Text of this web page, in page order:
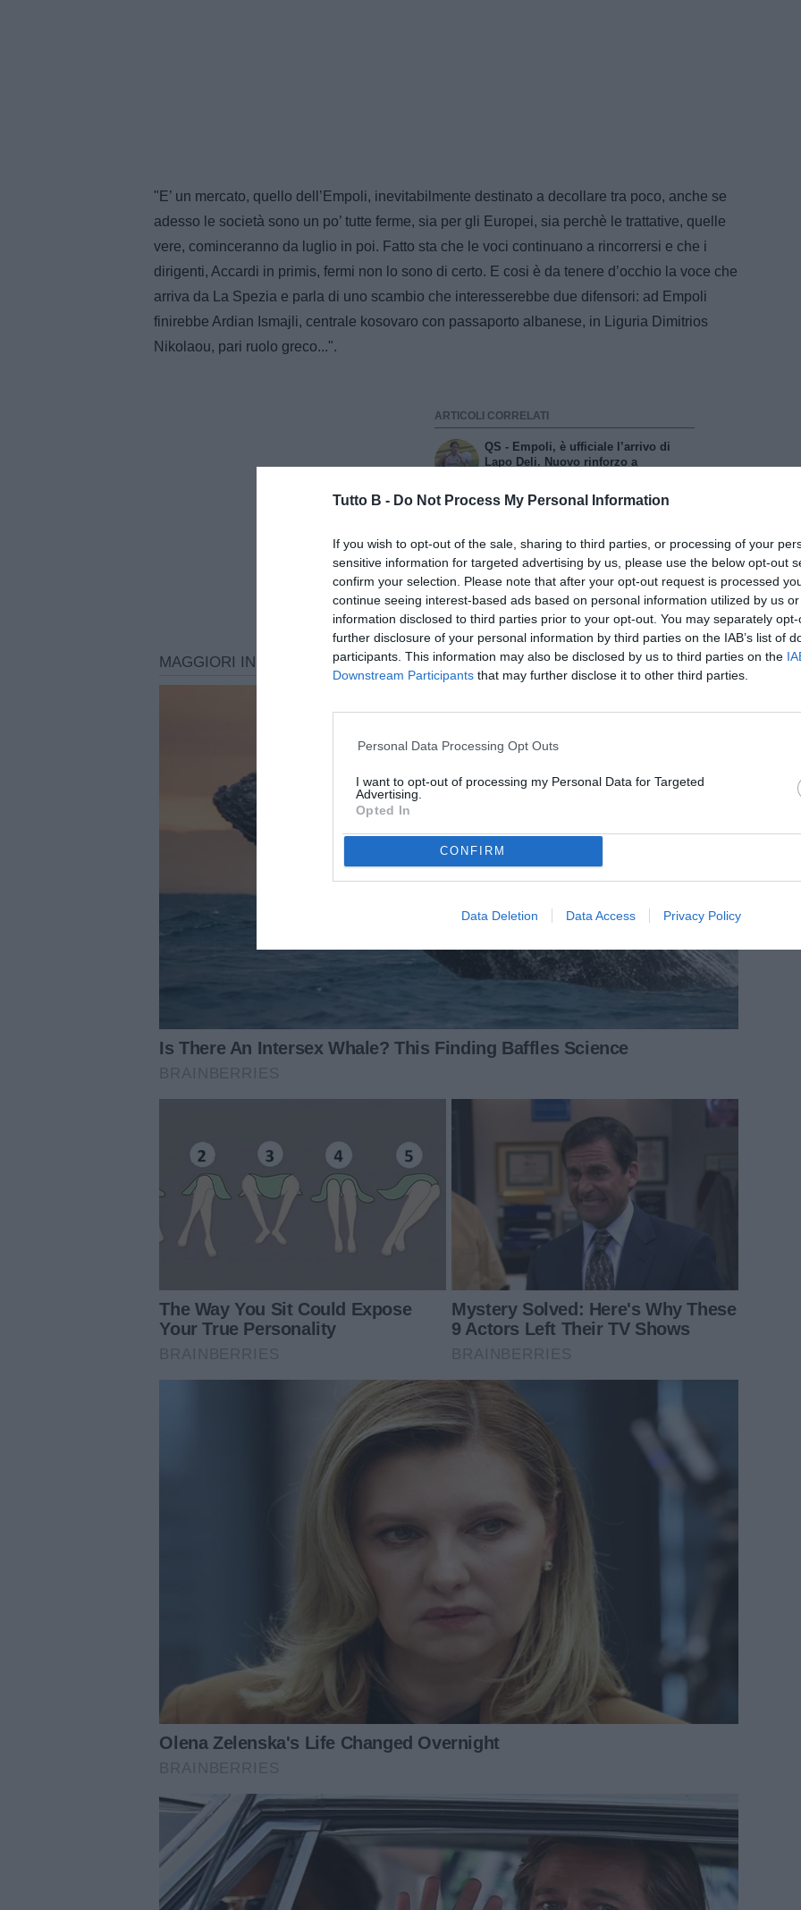
Tutto B - Do Not Process My Personal Information
If you wish to opt-out of the sale, sharing to third parties, or processing of your
sensitive information for targeted advertising by us, please use the below opt-out
confirm your selection. Please note that after your opt-out request is processed
continue seeing interest-based ads based on personal information utilized by us
information disclosed to third parties prior to your opt-out. You may separately
further disclosure of your personal information by third parties on the IAB’s list of
participants. This information may also be disclosed by us to third parties on the
Downstream Participants that may further disclose it to other third parties.
Personal Data Processing Opt Outs
I want to opt-out of processing my Personal Data for Targeted
Advertising.
Opted In
CONFIRM
Data Deletion Data Access Privacy Policy
"E’ un mercato, quello dell’Empoli, inevitabilmente destinato a decollare tra poco, anche se
adesso le società sono un po’ tutte ferme, sia per gli Europei, sia perchè le trattative, quelle
vere, cominceranno da luglio in poi. Fatto sta che le voci continuano a rincorrersi e che i
dirigenti, Accardi in primis, fermi non lo sono di certo. E cosi è da tenere d’occhio la voce che
arriva da La Spezia e parla di uno scambio che interesserebbe due difensori: ad Empoli
finirebbe Ardian Ismajli, centrale kosovaro con passaporto albanese, in Liguria Dimitrios
Nikolaou, pari ruolo greco...".
ARTICOLI CORRELATI
QS - Empoli, è ufficiale l’arrivo di
Lapo Deli. Nuovo rinforzo a
Di Marzio: "Empoli, non solo Deli:
QS - Empoli, Romagnoli è ufficiale.
Oggi l'annuncio di Deli